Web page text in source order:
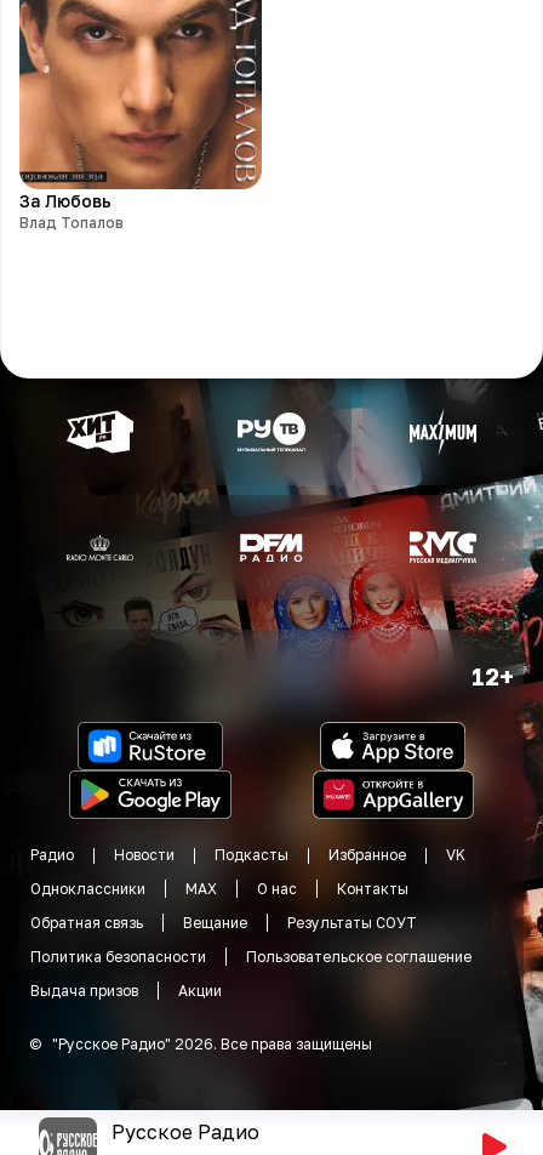
За Любовь
Влад Топалов
12+
Радио Новости Подкасты Избранное
VK
Одноклассники
MAX О нас
Контакты
Обратная связь
Вещание
Результаты СОУТ
Политика безопасности
Пользовательское соглашение
Выдача призов
Акции
© "Русское Радио" 2026. Все права защищены
Русское Радио